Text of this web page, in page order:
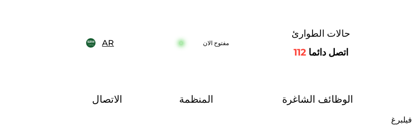
حالات الطوارئ
اتصل دائما 112
مفتوح الان AR
الوظائف الشاغرة المنظمة الاتصال